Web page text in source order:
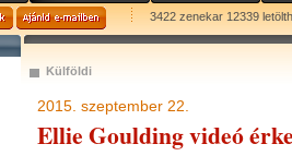
3422 zenekar 12339
Külföldi
2015. szeptember 22.
Ellie Goulding videó